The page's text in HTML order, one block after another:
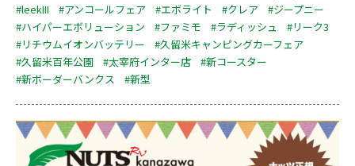
#leekIII
#アンコールフェア #エボライト #クレア
#ジープニー
#ハイパーエボリューション
#ファミモ #ラディッシュ
#リーク3
#リチウムイオンバッテリー
#久留米キャンピングカーフェア
#久留米百年公園
#太宰府インター店
#新コースター
#新ボーダーバンクス
#新型